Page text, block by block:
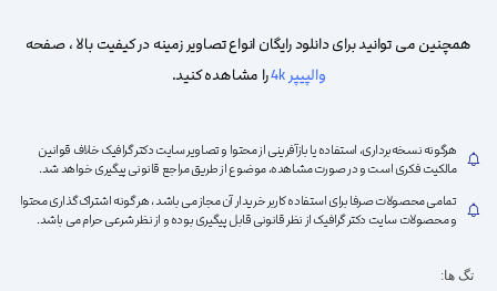
مندی
همچنین می توانید برای دانلود رایگان انواع تصاویر زمینه در کیفیت بالا ، صفحه
والپیپر 4k
را مشاهده کنید.
هرگونه نسخه‌برداری، استفاده یا بازآفرینی از محتوا و تصاویر سایت دکتر گرافیک خلاف قوانین
مالکیت فکری است و در صورت مشاهده، موضوع از طریق مراجع قانونی پیگیری خواهد شد.
تمامی محصولات صرفا برای استفاده کاربر خریدار آن مجاز می باشد ، هر گونه اشتراک گذاری محتوا
و محصولات سایت دکتر گرافیک از نظر قانونی قابل پیگیری بوده و از نظر شرعی حرام می باشد.
تگ ها: